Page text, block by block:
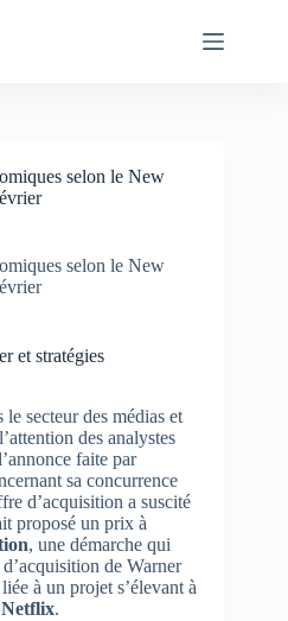
selon le New
selon le New
et stratégies
secteur des médias et
des analystes
faite par
sa concurrence
d’acquisition a suscité
proposé un prix à
, une démarche qui
de Warner
à un projet s’élevant à
Netflix.